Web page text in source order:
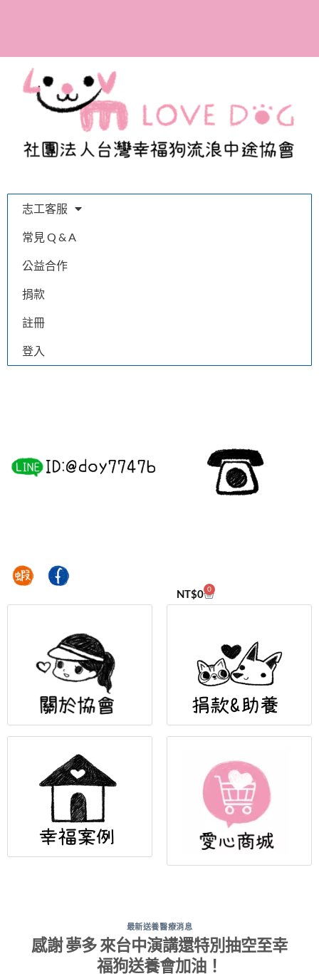
全台首間寫出百隻浪浪的
故事，體會幸福的溫度與
我們的認真
志工客服
常見 Q & A
公益合作
捐款
註冊
登入
NT$0 0
最新送養醫療消息
感謝 夢多 來台中演講還特別抽空至幸
福狗送養會加油！